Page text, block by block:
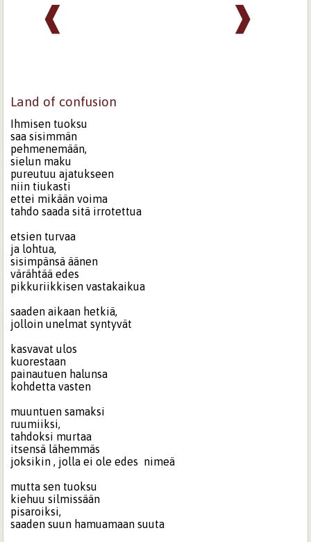
❱
❰
Land of confusion
Ihmisen tuoksu
saa sisimmän
pehmenemään,
sielun maku
pureutuu ajatukseen
niin tiukasti
ettei mikään voima
tahdo saada sitä irrotettua
etsien turvaa
ja lohtua,
sisimpänsä äänen
värähtää edes
pikkuriikkisen vastakaikua
saaden aikaan hetkiä,
jolloin unelmat syntyvät
kasvavat ulos
kuorestaan
painautuen halunsa
kohdetta vasten
muuntuen samaksi
ruumiiksi,
tahdoksi murtaa
itsensä lähemmäs
joksikin , jolla ei ole edes nimeä
mutta sen tuoksu
kiehuu silmissään
pisaroiksi,
saaden suun hamuamaan suuta